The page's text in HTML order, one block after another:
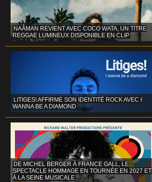
NAÂMAN REVIENT AVEC COCO WATA, UN TITRE
REGGAE LUMINEUX DISPONIBLE EN CLIP
LITIGES! AFFIRME SON IDENTITÉ ROCK AVEC I
WANNA BE A DIAMOND
DE MICHEL BERGER À FRANCE GALL, LE
SPECTACLE HOMMAGE EN TOURNÉE EN 2027 ET
À LA SEINE MUSICALE